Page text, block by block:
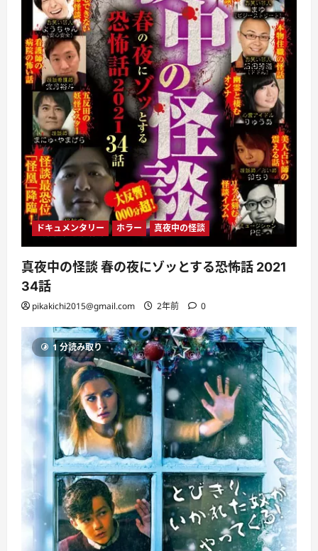
ドキュメンタリー ホラー 真夜中の怪談
真夜中の怪談 春の夜にゾッとする恐怖話 2021
34話
pikakichi2015@gmail.com 2年前 0
1 分読み取り